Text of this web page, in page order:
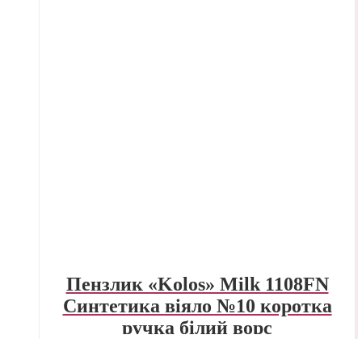
Пензлик «Kolos» Milk 1108FN
Синтетика віяло №10 коротка
ручка білий ворс